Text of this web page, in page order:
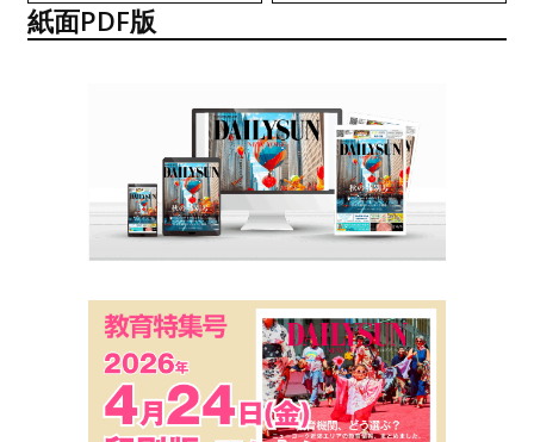
紙面PDF版